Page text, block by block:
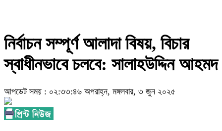
নির্বাচন সম্পূর্ণ আলাদা বিষয়, বিচার
স্বাধীনভাবে চলবে: সালাহউদ্দিন আহমদ
আপডেট সময় : ০২:৩৩:৪৬ অপরাহ্ন, মঙ্গলবার, ৩ জুন ২০২৫